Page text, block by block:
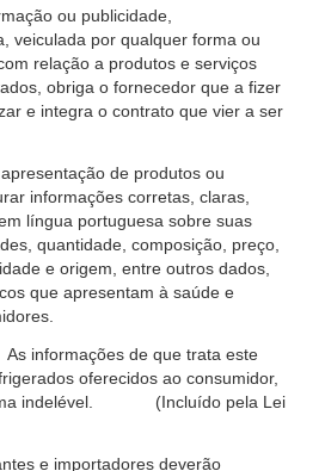
ou publicidade,
veiculada por qualquer forma ou
relação a produtos e serviços
obriga o fornecedor que a fizer
e integra o contrato que vier a ser
de produtos ou
informações corretas, claras,
língua portuguesa sobre suas
quantidade, composição, preço,
e origem, entre outros dados,
que apresentam à saúde e
As informações de que trata este
oferecidos ao consumidor,
indelével. (Incluído pela Lei
e importadores deverão